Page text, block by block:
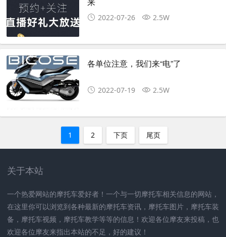
2022-07-26 2.5W
各单位注意，我们来“电”了
2022-07-19 2.5W
1 2 下页 尾页
关于本站
一个热爱网站的摩托车爱好者！一个与一切摩托车相关信息的网站，
在这里你可以浏览到各种最新的摩托车资讯，摩托车图片，摩托车装
备，摩托车视频，摩托车教学等等的信息！欢迎各位摩友来投稿，也
欢迎各位摩友来指出本站的不足，好的建议！